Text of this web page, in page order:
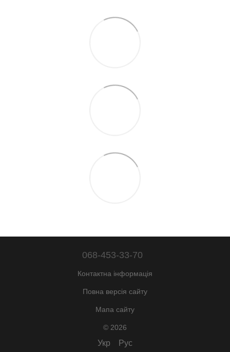
068-453-33-70
Контактна інформація
Повна версія сайту
Мапа сайту
© 2026
Укр Рус